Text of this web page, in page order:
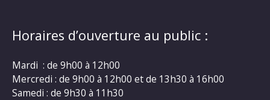
Horaires d’ouverture au public :
Mardi : de 9h00 à 12h00
Mercredi : de 9h00 à 12h00 et de 13h30 à 16h00
Samedi : de 9h30 à 11h30